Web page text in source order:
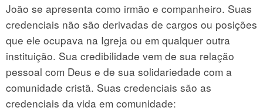
João se apresenta como irmão e companheiro. Suas
credenciais não são derivadas de cargos ou posições
que ele ocupava na Igreja ou em qualquer outra
instituição. Sua credibilidade vem de sua relação
pessoal com Deus e de sua solidariedade com a
comunidade cristã. Suas credenciais são as
credenciais da vida em comunidade: